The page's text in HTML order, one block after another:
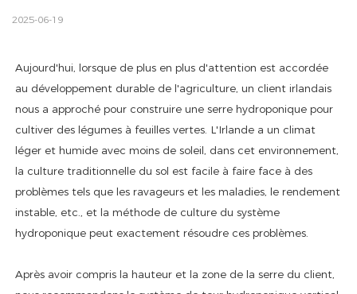
2025-06-19
Aujourd'hui, lorsque de plus en plus d'attention est accordée
au développement durable de l'agriculture, un client irlandais
nous a approché pour construire une serre hydroponique pour
cultiver des légumes à feuilles vertes. L'Irlande a un climat
léger et humide avec moins de soleil, dans cet environnement,
la culture traditionnelle du sol est facile à faire face à des
problèmes tels que les ravageurs et les maladies, le rendement
instable, etc., et la méthode de culture du système
hydroponique peut exactement résoudre ces problèmes.
Après avoir compris la hauteur et la zone de la serre du client,